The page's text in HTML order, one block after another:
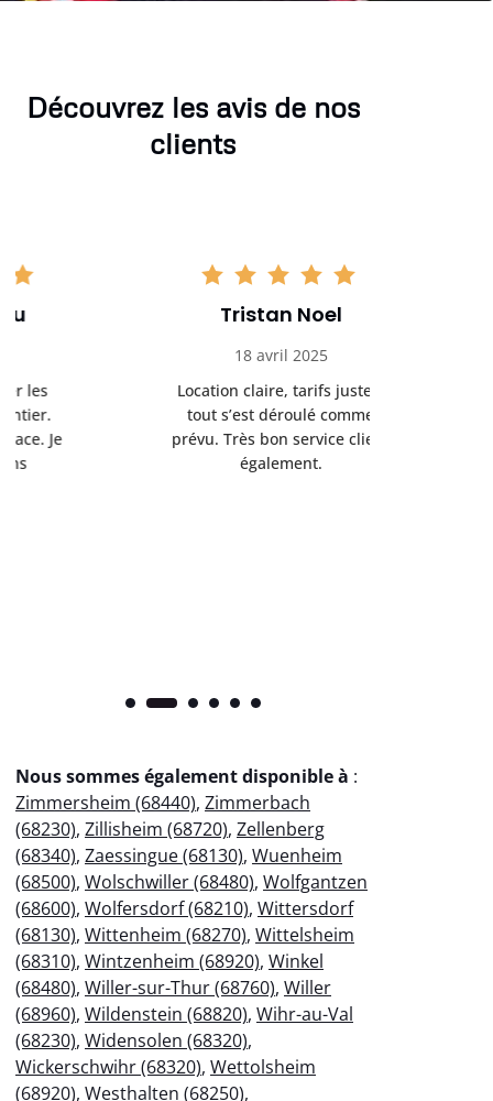
Découvrez les avis de nos
clients
Tristan Noel
18 avril 2025
Location claire, tarifs justes,
tout s’est déroulé comme
prévu. Très bon service client
Nous sommes également disponible à :
Zimmersheim (68440), Zimmerbach
(68230), Zillisheim (68720), Zellenberg
(68340), Zaessingue (68130), Wuenheim
(68500), Wolschwiller (68480), Wolfgantzen
(68600), Wolfersdorf (68210), Wittersdorf
(68130), Wittenheim (68270), Wittelsheim
(68310), Wintzenheim (68920), Winkel
(68480), Willer-sur-Thur (68760), Willer
(68960), Wildenstein (68820), Wihr-au-Val
(68230), Widensolen (68320),
Wickerschwihr (68320), Wettolsheim
(68920), Westhalten (68250),